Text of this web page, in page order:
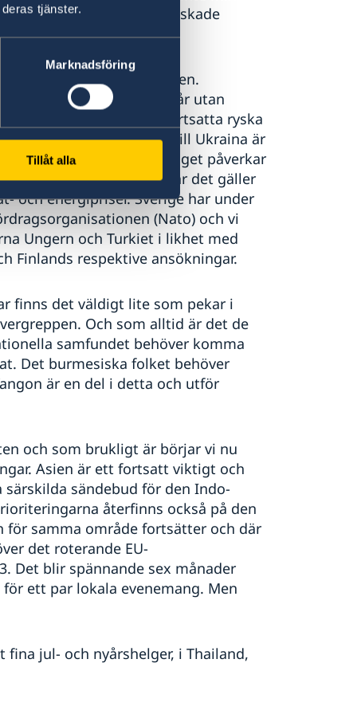
tjänster.
Marknadsföring
Tillåt alla
och minskade
och säkerhetspolitiken.
i februari nästa år utan
dagligen, med fortsatta ryska
internationella stödet till Ukraina är
och humanitärt. Kriget påverkar
tydliga konsekvenser när det gäller
och energipriser. Sverige har under
(Nato) och vi
Ungern och Turkiet i likhet med
Finlands respektive ansökningar.
finns det väldigt lite som pekar i
Och som alltid är det de
samfundet behöver komma
Det burmesiska folket behöver
är en del i detta och utför
och som brukligt är börjar vi nu
Asien är ett fortsatt viktigt och
sändebud för den Indo-
återfinns också på den
för samma område fortsätter och där
det roterande EU-
Det blir spännande sex månader
ett par lokala evenemang. Men
jul- och nyårshelger, i Thailand,